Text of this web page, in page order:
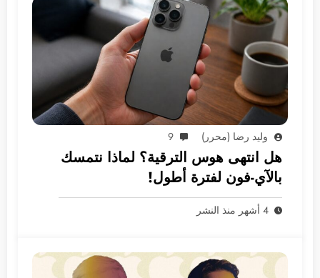
وليد رضا (محرر) 9
هل انتهى هوس الترقية؟ لماذا نتمسك
بالآي-فون لفترة أطول!
4 أشهر منذ النشر